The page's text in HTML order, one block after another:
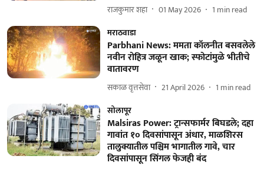
राजकुमार शहा 01 May 2026 1 min read
मराठवाडा
Parbhani News: ममता कॉलनीत बसवलेले
नवीन रोहित्र जळून खाक; स्फोटांमुळे भीतीचे
वातावरण
सकाळ वृत्तसेवा 21 April 2026 1 min read
सोलापूर
Malsiras Power: ट्रान्सफार्मर बिघडले; दहा
गावांत १० दिवसांपासून अंधार, माळशिरस
तालुक्यातील पश्चिम भागातील गावे, चार
दिवसांपासून सिंगल फेजही बंद